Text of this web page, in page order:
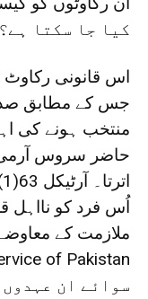
کیا جا سکتا ہے؟
اس قانونی رکاوٹ
جس کے مطابق
حاضر سروس آرمی
اُس فرد کو نااہل
سوائے ان